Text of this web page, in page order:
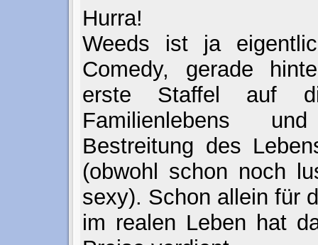
Hurra!
Weeds ist ja
Comedy, gerade
erste Staffel auf
Familienlebens
Bestreitung des
(obwohl schon noch
sexy). Schon allein für
im realen Leben hat